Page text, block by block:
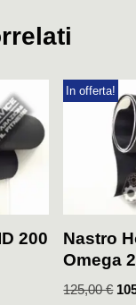
200
In offerta!
Nastro
Omega 2
125,00€